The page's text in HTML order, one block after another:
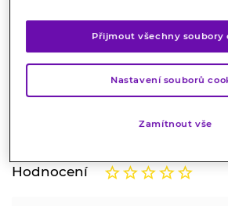
Stérimar Baby Na
50 ml
Zdravotnický prostředek
Ulevuje od ucpaného nosu při rýmě
Hodnocení
Přijmout všechny soubory
Nastavení souborů
Zamítnout vše